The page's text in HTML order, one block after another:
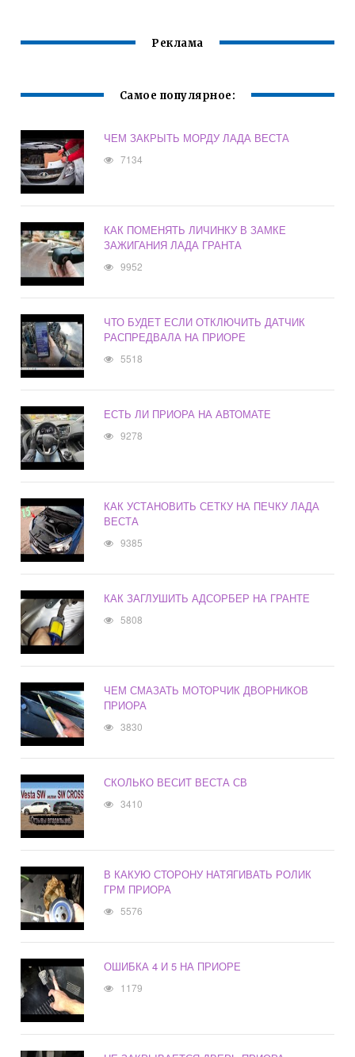
Реклама
Самое популярное:
ЧЕМ ЗАКРЫТЬ МОРДУ ЛАДА ВЕСТА
7134
КАК ПОМЕНЯТЬ ЛИЧИНКУ В ЗАМКЕ
ЗАЖИГАНИЯ ЛАДА ГРАНТА
9952
ЧТО БУДЕТ ЕСЛИ ОТКЛЮЧИТЬ ДАТЧИК
РАСПРЕДВАЛА НА ПРИОРЕ
5518
ЕСТЬ ЛИ ПРИОРА НА АВТОМАТЕ
9278
КАК УСТАНОВИТЬ СЕТКУ НА ПЕЧКУ ЛАДА
ВЕСТА
9385
КАК ЗАГЛУШИТЬ АДСОРБЕР НА ГРАНТЕ
5808
ЧЕМ СМАЗАТЬ МОТОРЧИК ДВОРНИКОВ
ПРИОРА
3830
СКОЛЬКО ВЕСИТ ВЕСТА СВ
3410
В КАКУЮ СТОРОНУ НАТЯГИВАТЬ РОЛИК
ГРМ ПРИОРА
5576
ОШИБКА 4 И 5 НА ПРИОРЕ
1179